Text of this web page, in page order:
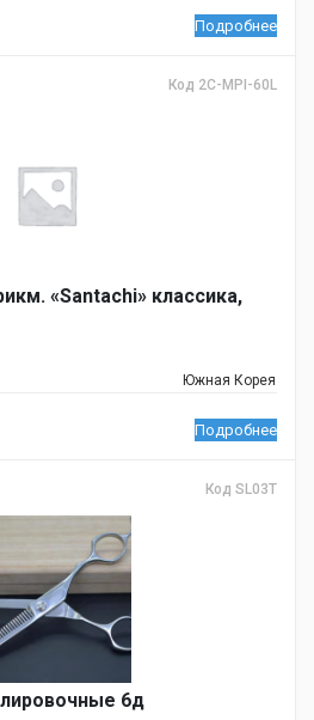
Подробнее
Код 2C-MPI-60L
«Santachi» классика,
Южная Корея
Подробнее
Код SL03T
6д